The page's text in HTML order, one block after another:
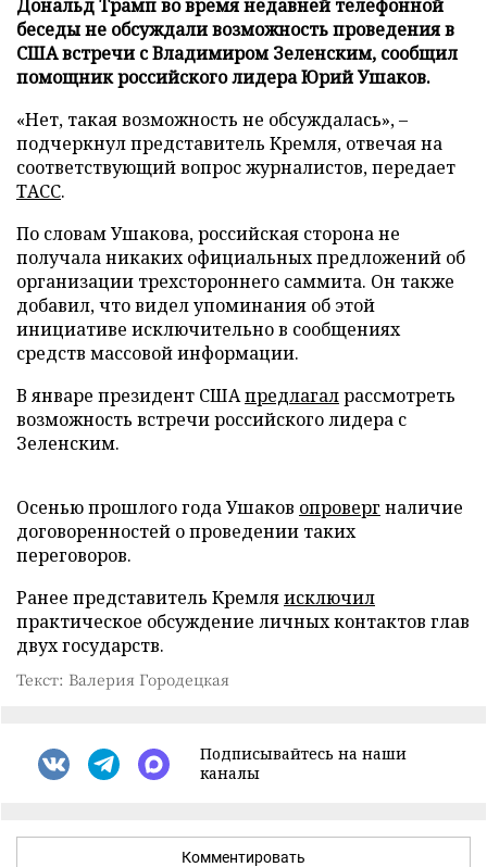
Дональд Трамп во время недавней телефонной
беседы не обсуждали возможность проведения в
США встречи с Владимиром Зеленским, сообщил
помощник российского лидера Юрий Ушаков.
«Нет, такая возможность не обсуждалась», –
подчеркнул представитель Кремля, отвечая на
соответствующий вопрос журналистов, передает
ТАСС.
По словам Ушакова, российская сторона не
получала никаких официальных предложений об
организации трехстороннего саммита. Он также
добавил, что видел упоминания об этой
инициативе исключительно в сообщениях
средств массовой информации.
В январе президент СШАпредлагалрассмотреть
возможность встречи российского лидера с
Зеленским.
Осенью прошлого года Ушаков опроверг наличие
договоренностей о проведении таких
переговоров.
Ранее представитель Кремляисключил
практическое обсуждение личных контактов глав
двух государств.
Текст: Валерия Городецкая
Подписывайтесь на наши
каналы
Комментировать